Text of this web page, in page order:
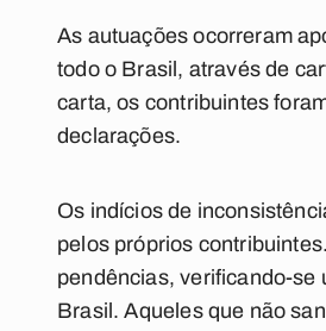
As autuações ocorreram
todo o Brasil, através de
carta, os contribuintes
declarações.
Os indícios de
pelos próprios
pendências, verificando-se
Brasil. Aqueles que não